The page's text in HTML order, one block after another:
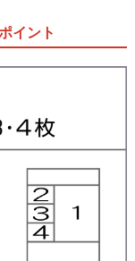
イント